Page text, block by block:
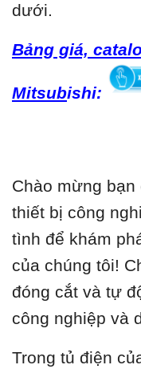
dưới.
Bảng giá,
Mitsubishi:
Chào mừng
thiết bị công
tình để khám
của chúng tôi!
đóng cắt và tự
công nghiệp và
Trong tủ điện